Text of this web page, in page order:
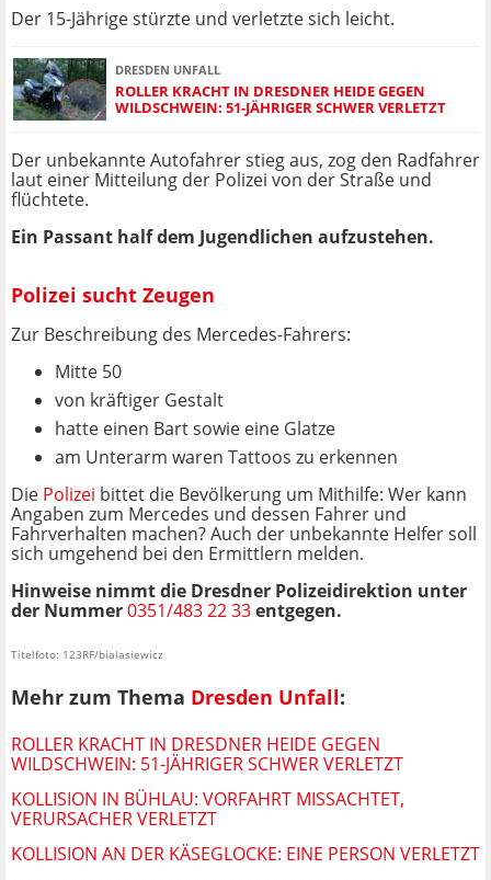
Der 15-Jährige stürzte und verletzte sich leicht.
DRESDEN UNFALL
ROLLER KRACHT IN DRESDNER HEIDE GEGEN
WILDSCHWEIN: 51-JÄHRIGER SCHWER VERLETZT
Der unbekannte Autofahrer stieg aus, zog den Radfahrer
laut einer Mitteilung der Polizei von der Straße und
flüchtete.
Ein Passant half dem Jugendlichen aufzustehen.
Polizei sucht Zeugen
Zur Beschreibung des Mercedes-Fahrers:
Mitte 50
von kräftiger Gestalt
hatte einen Bart sowie eine Glatze
am Unterarm waren Tattoos zu erkennen
Die Polizei bittet die Bevölkerung um Mithilfe: Wer kann
Angaben zum Mercedes und dessen Fahrer und
Fahrverhalten machen? Auch der unbekannte Helfer soll
sich umgehend bei den Ermittlern melden.
Hinweise nimmt die Dresdner Polizeidirektion unter
der Nummer0351/483 22 33entgegen.
Titelfoto: 123RF/bialasiewicz
Mehr zum Thema Dresden Unfall:
ROLLER KRACHT IN DRESDNER HEIDE GEGEN
WILDSCHWEIN: 51-JÄHRIGER SCHWER VERLETZT
KOLLISION IN BÜHLAU: VORFAHRT MISSACHTET,
VERURSACHER VERLETZT
KOLLISION AN DER KÄSEGLOCKE: EINE PERSON VERLETZT